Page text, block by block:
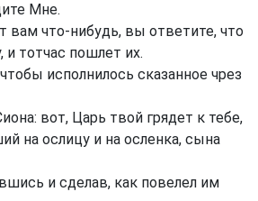
Мне.
вам что-нибудь, вы ответите, что
тотчас пошлет их.
исполнилось сказанное чрез
вот, Царь твой грядет к тебе,
на ослицу и на осленка, сына
и сделав, как повелел им